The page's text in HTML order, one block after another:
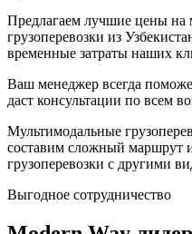
Предлагаем лучшие цены
грузоперевозки из
временные затраты наших
Ваш менеджер всегда
даст консультации по всем
Мультимодальные
составим сложный маршрут
грузоперевозки с другими
Выгодное сотрудничество